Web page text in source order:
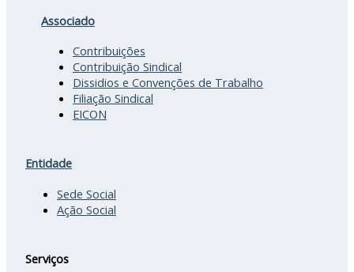
Associado
Contribuições
Contribuição Sindical
Dissidios e Convenções de Trabalho
Filiação Sindical
EICON
Entidade
Sede Social
Ação Social
Serviços